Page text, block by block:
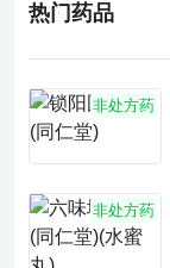
热门药品
非处方药
非处方药